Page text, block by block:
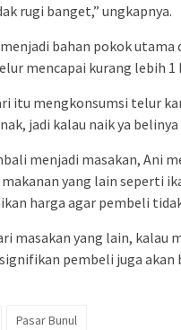
rugi banget,” ungkapnya.
bahan pokok utama
mencapai kurang lebih 1
itu mengkonsumsi telur
jadi kalau naik ya
menjadi masakan, Ani
yang lain seperti
harga agar pembeli
masakan yang lain, kalau
pembeli juga akan
Pasar Bunul